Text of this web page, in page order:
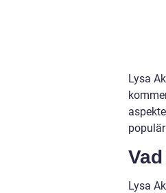
Lysa
Lysa